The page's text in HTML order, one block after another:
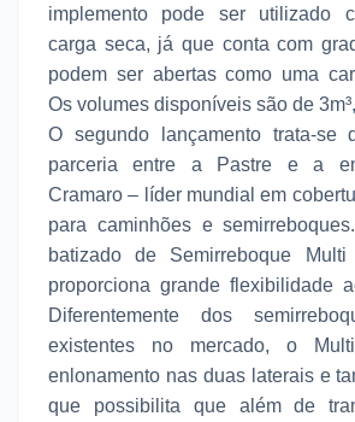
implemento pode ser utilizado
carga seca, já que conta com
podem ser abertas como uma
Os volumes disponíveis são de 3m³,
O segundo lançamento trata-se
parceria entre a Pastre e a
Cramaro – líder mundial em
para caminhões e
batizado de Semirreboque Multi
proporciona grande flexibilidade
Diferentemente dos
existentes no mercado, o
enlonamento nas duas laterais e
que possibilita que além de